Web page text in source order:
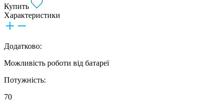
Купить
Характеристики
Додатково:
Можливість роботи від батареї
Потужність:
70